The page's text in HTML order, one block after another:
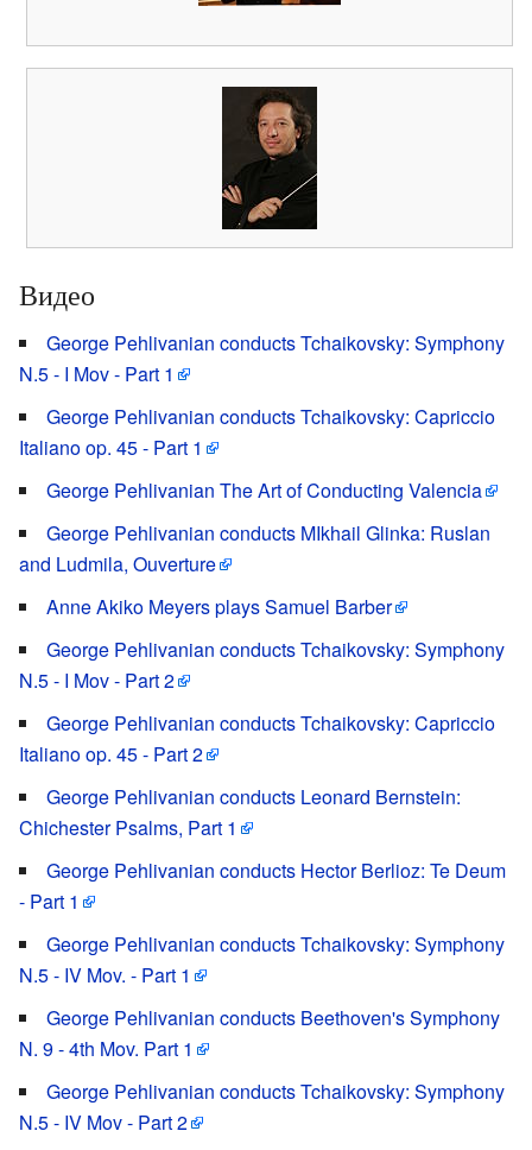
Видео
George Pehlivanian conducts Tchaikovsky: Symphony
N.5 - I Mov - Part 1
George Pehlivanian conducts Tchaikovsky: Capriccio
Italiano op. 45 - Part 1
George Pehlivanian The Art of Conducting Valencia
George Pehlivanian conducts MIkhail Glinka: Ruslan
and Ludmila, Ouverture
Anne Akiko Meyers plays Samuel Barber
George Pehlivanian conducts Tchaikovsky: Symphony
N.5 - I Mov - Part 2
George Pehlivanian conducts Tchaikovsky: Capriccio
Italiano op. 45 - Part 2
George Pehlivanian conducts Leonard Bernstein:
Chichester Psalms, Part 1
George Pehlivanian conducts Hector Berlioz: Te Deum
- Part 1
George Pehlivanian conducts Tchaikovsky: Symphony
N.5 - IV Mov. - Part 1
George Pehlivanian conducts Beethoven's Symphony
N. 9 - 4th Mov. Part 1
George Pehlivanian conducts Tchaikovsky: Symphony
N.5 - IV Mov - Part 2